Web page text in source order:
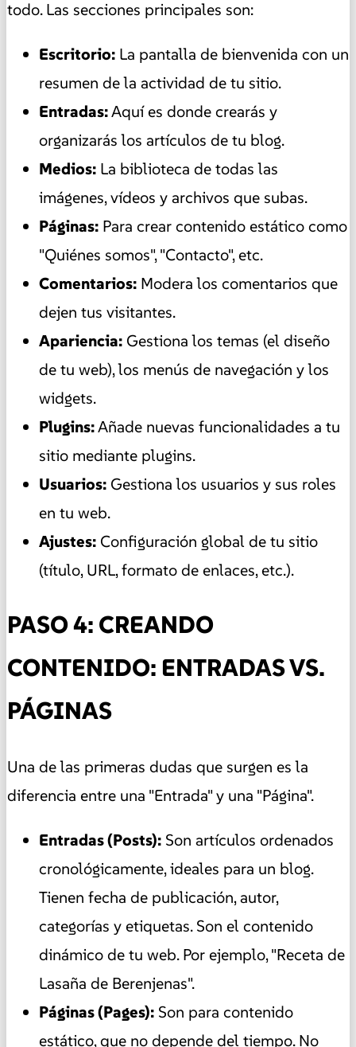
todo. Las secciones principales son:
Escritorio: La pantalla de bienvenida con un
resumen de la actividad de tu sitio.
Entradas:Aquí es donde crearás y
organizarás los artículos de tu blog.
Medios: La biblioteca de todas las
imágenes, vídeos y archivos que subas.
Páginas: Para crear contenido estático como
"Quiénes somos", "Contacto", etc.
Comentarios: Modera los comentarios que
dejen tus visitantes.
Apariencia: Gestiona los temas (el diseño
de tu web), los menús de navegación y los
widgets.
Plugins:Añade nuevas funcionalidades a tu
sitio mediante plugins.
Usuarios: Gestiona los usuarios y sus roles
en tu web.
Ajustes: Configuración global de tu sitio
(título, URL, formato de enlaces, etc.).
PASO 4: CREANDO
CONTENIDO: ENTRADAS VS.
PÁGINAS
Una de las primeras dudas que surgen es la
diferencia entre una "Entrada" y una "Página".
Entradas (Posts): Son artículos ordenados
cronológicamente, ideales para un blog.
Tienen fecha de publicación, autor,
categorías y etiquetas. Son el contenido
dinámico de tu web. Por ejemplo, "Receta de
Lasaña de Berenjenas".
Páginas (Pages): Son para contenido
estático, que no depende del tiempo. No